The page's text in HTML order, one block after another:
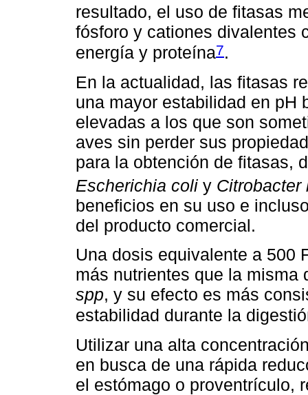
resultado, el uso de fitasas
fósforo y cationes divalentes
energía y proteína7.
En la actualidad, las fitasas
una mayor estabilidad en pH
elevadas a los que son
aves sin perder sus
para la obtención de fitasas,
Escherichia coli y Citrobacter
beneficios en su uso e
del producto comercial.
Una dosis equivalente a 500
más nutrientes que la
spp, y su efecto es más
estabilidad durante la
Utilizar una alta
en busca de una rápida
el estómago o proventrículo,